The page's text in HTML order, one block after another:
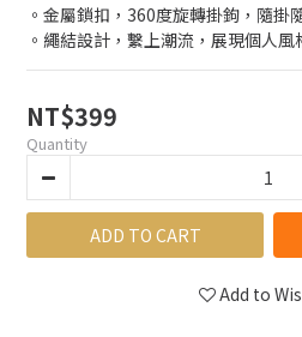
。金屬鎖扣，360度旋轉掛鉤，隨掛
。繩結設計，繫上潮流，展現個人風
NT$399
Quantity
ADD TO CART
Add to